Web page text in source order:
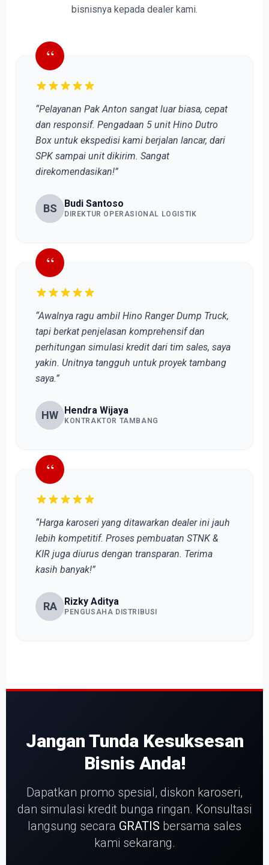
bisnisnya kepada dealer kami.
“
“Pelayanan Pak Anton sangat luar biasa, cepat
dan responsif. Pengadaan 5 unit Hino Dutro
Box untuk ekspedisi kami berjalan lancar, dari
SPK sampai unit dikirim. Sangat
direkomendasikan!”
BS Budi Santoso
DIREKTUR OPERASIONAL LOGISTIK
“
“Awalnya ragu ambil Hino Ranger Dump Truck,
tapi berkat penjelasan komprehensif dan
perhitungan simulasi kredit dari tim sales, saya
yakin. Unitnya tangguh untuk proyek tambang
saya.”
HW Hendra Wijaya
KONTRAKTOR TAMBANG
“
“Harga karoseri yang ditawarkan dealer ini jauh
lebih kompetitif. Proses pembuatan STNK &
KIR juga diurus dengan transparan. Terima
kasih banyak!”
RA Rizky Aditya
PENGUSAHA DISTRIBUSI
Jangan Tunda Kesuksesan
Bisnis Anda!
Dapatkan promo spesial, diskon karoseri,
dan simulasi kredit bunga ringan. Konsultasi
langsung secara GRATIS bersama sales
kami sekarang.